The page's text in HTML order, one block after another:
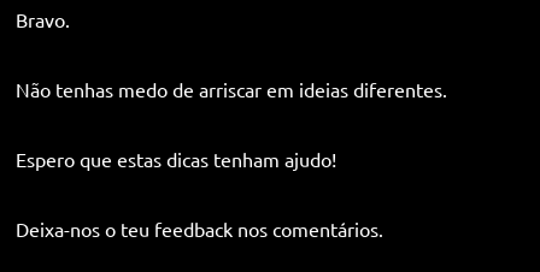
Bravo.
Não tenhas medo de arriscar em ideias diferentes.
Espero que estas dicas tenham ajudo!
Deixa-nos o teu feedback nos comentários.